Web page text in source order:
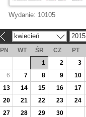
Wydanie: 10105
kwiecień 2015
PN WT ŚR CZ PT
1
2 3
6
7 8 9 10
13
14 15 16 17
20
21 22 23 24
27
28 29 30